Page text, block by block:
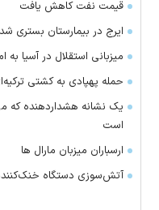
قیمت نفت کاهش یافت
ایرج در بیمارستان بستری شد
میزبانی استقلال در آسیا به
حمله پهپادی به کشتی
یک نشانه هشداردهنده که
است
ارسباران میزبان مارال ها
آتش‌سوزی دستگاه